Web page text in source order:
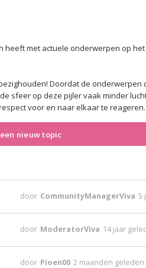
met actuele onderwerpen op
Doordat de
sfeer op deze pijler vaak minder
voor en naar elkaar te reageren.
nieuw topic
door CommunityManagerViva 5
door ModeratorViva 14 jaar
door Pioen00 2 maanden geleden